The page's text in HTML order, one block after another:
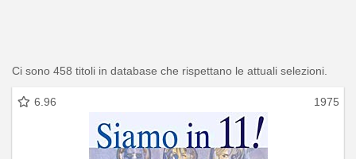
Ci sono 458 titoli in database che rispettano le attuali selezioni.
6.96 1975